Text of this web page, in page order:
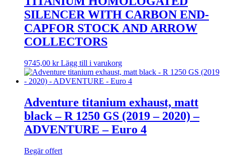
SILENCER WITH CARBON END-
CAPFOR STOCK AND ARROW
COLLECTORS
9745,00 kr Lägg till i varukorg
Adventure titanium exhaust, matt
black – R 1250 GS (2019 – 2020) –
ADVENTURE – Euro 4
Begär offert